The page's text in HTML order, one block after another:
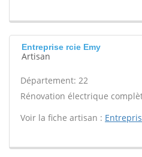
Entreprise rcie Emy
Artisan
Département: 22
Rénovation électrique
Voir la fiche artisan :